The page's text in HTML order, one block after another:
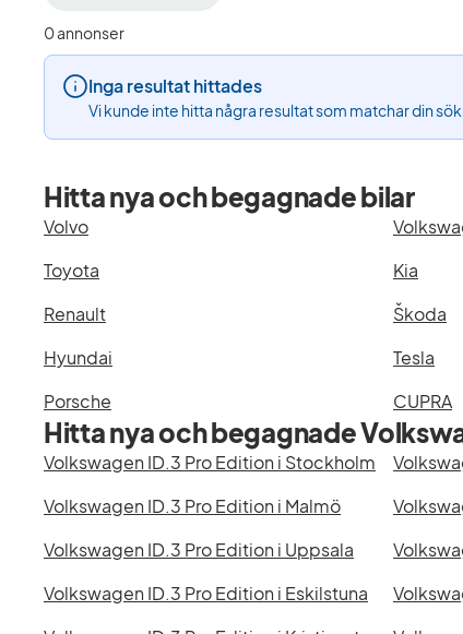
(Plats)
0 annonser
Inga resultat hittades
Vi kunde inte hitta några resultat som matchar din
Hitta nya och begagnade bilar
Volvo
Toyota
Kia
Renault
Škoda
Hyundai
Tesla
Porsche
CUPRA
Hitta nya och begagnade
Volkswagen ID.3 Pro Edition i Stockholm
Volkswagen ID.3 Pro Edition i Malmö
Volkswagen ID.3 Pro Edition i Uppsala
Volkswagen ID.3 Pro Edition i Eskilstuna